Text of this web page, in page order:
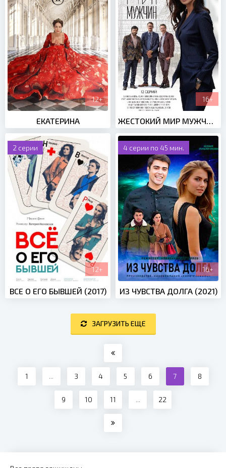
12+
ЕКАТЕРИНА
16+
ЖЕСТОКИЙ МИР МУЖЧИН (2021)
2 серии
12+
ВСЕ О ЕГО БЫВШЕЙ (2017)
4 серии по 45 мин.
16+
ИЗ ЧУВСТВА ДОЛГА (2021)
ЗАГРУЗИТЬ ЕЩЕ
1 ... 3 4 5 6 7 8
9 10 11 ... 22